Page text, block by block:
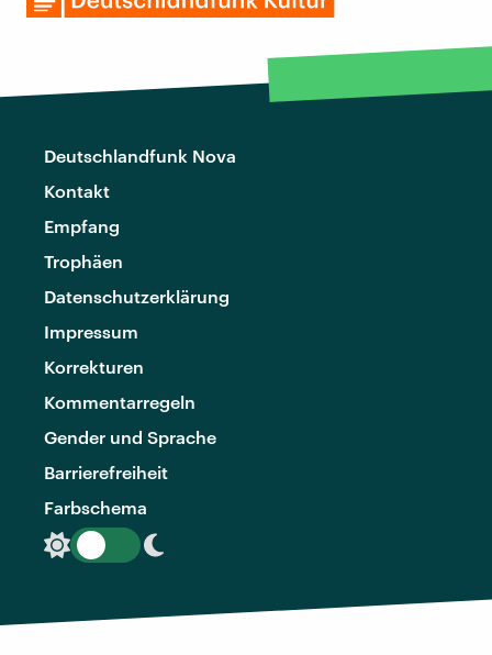
Deutschlandfunk Nova
Kontakt
Empfang
Trophäen
Datenschutzerklärung
Impressum
Korrekturen
Kommentarregeln
Gender und Sprache
Barrierefreiheit
Farbschema